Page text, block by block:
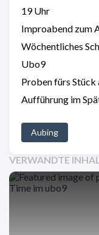
19 Uhr
Improabend zum
Wöchentliches
Ubo9
Proben fürs Stück
Aufführung im
Aubing
VERWANDTE